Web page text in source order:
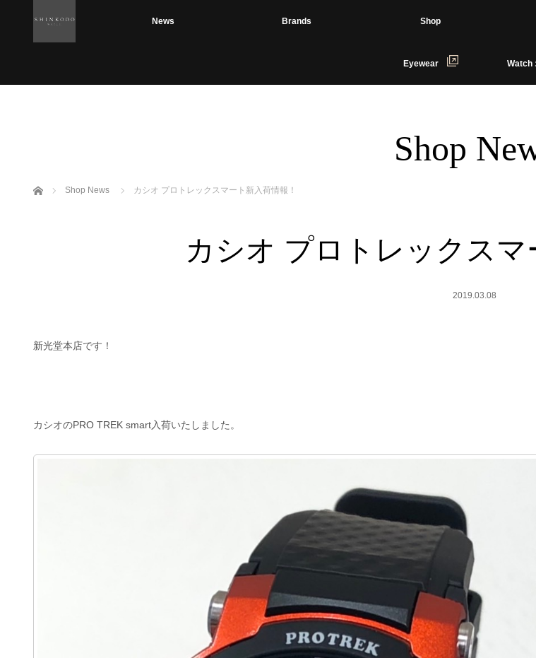
News Brands Shop
Eyewear Watch
Shop
ホーム Shop News カシオ プロトレックスマート新入荷情報！
カシオ プロトレックスマ
2019.03.08
新光堂本店です！
カシオのPRO TREK smart入荷いたしました。